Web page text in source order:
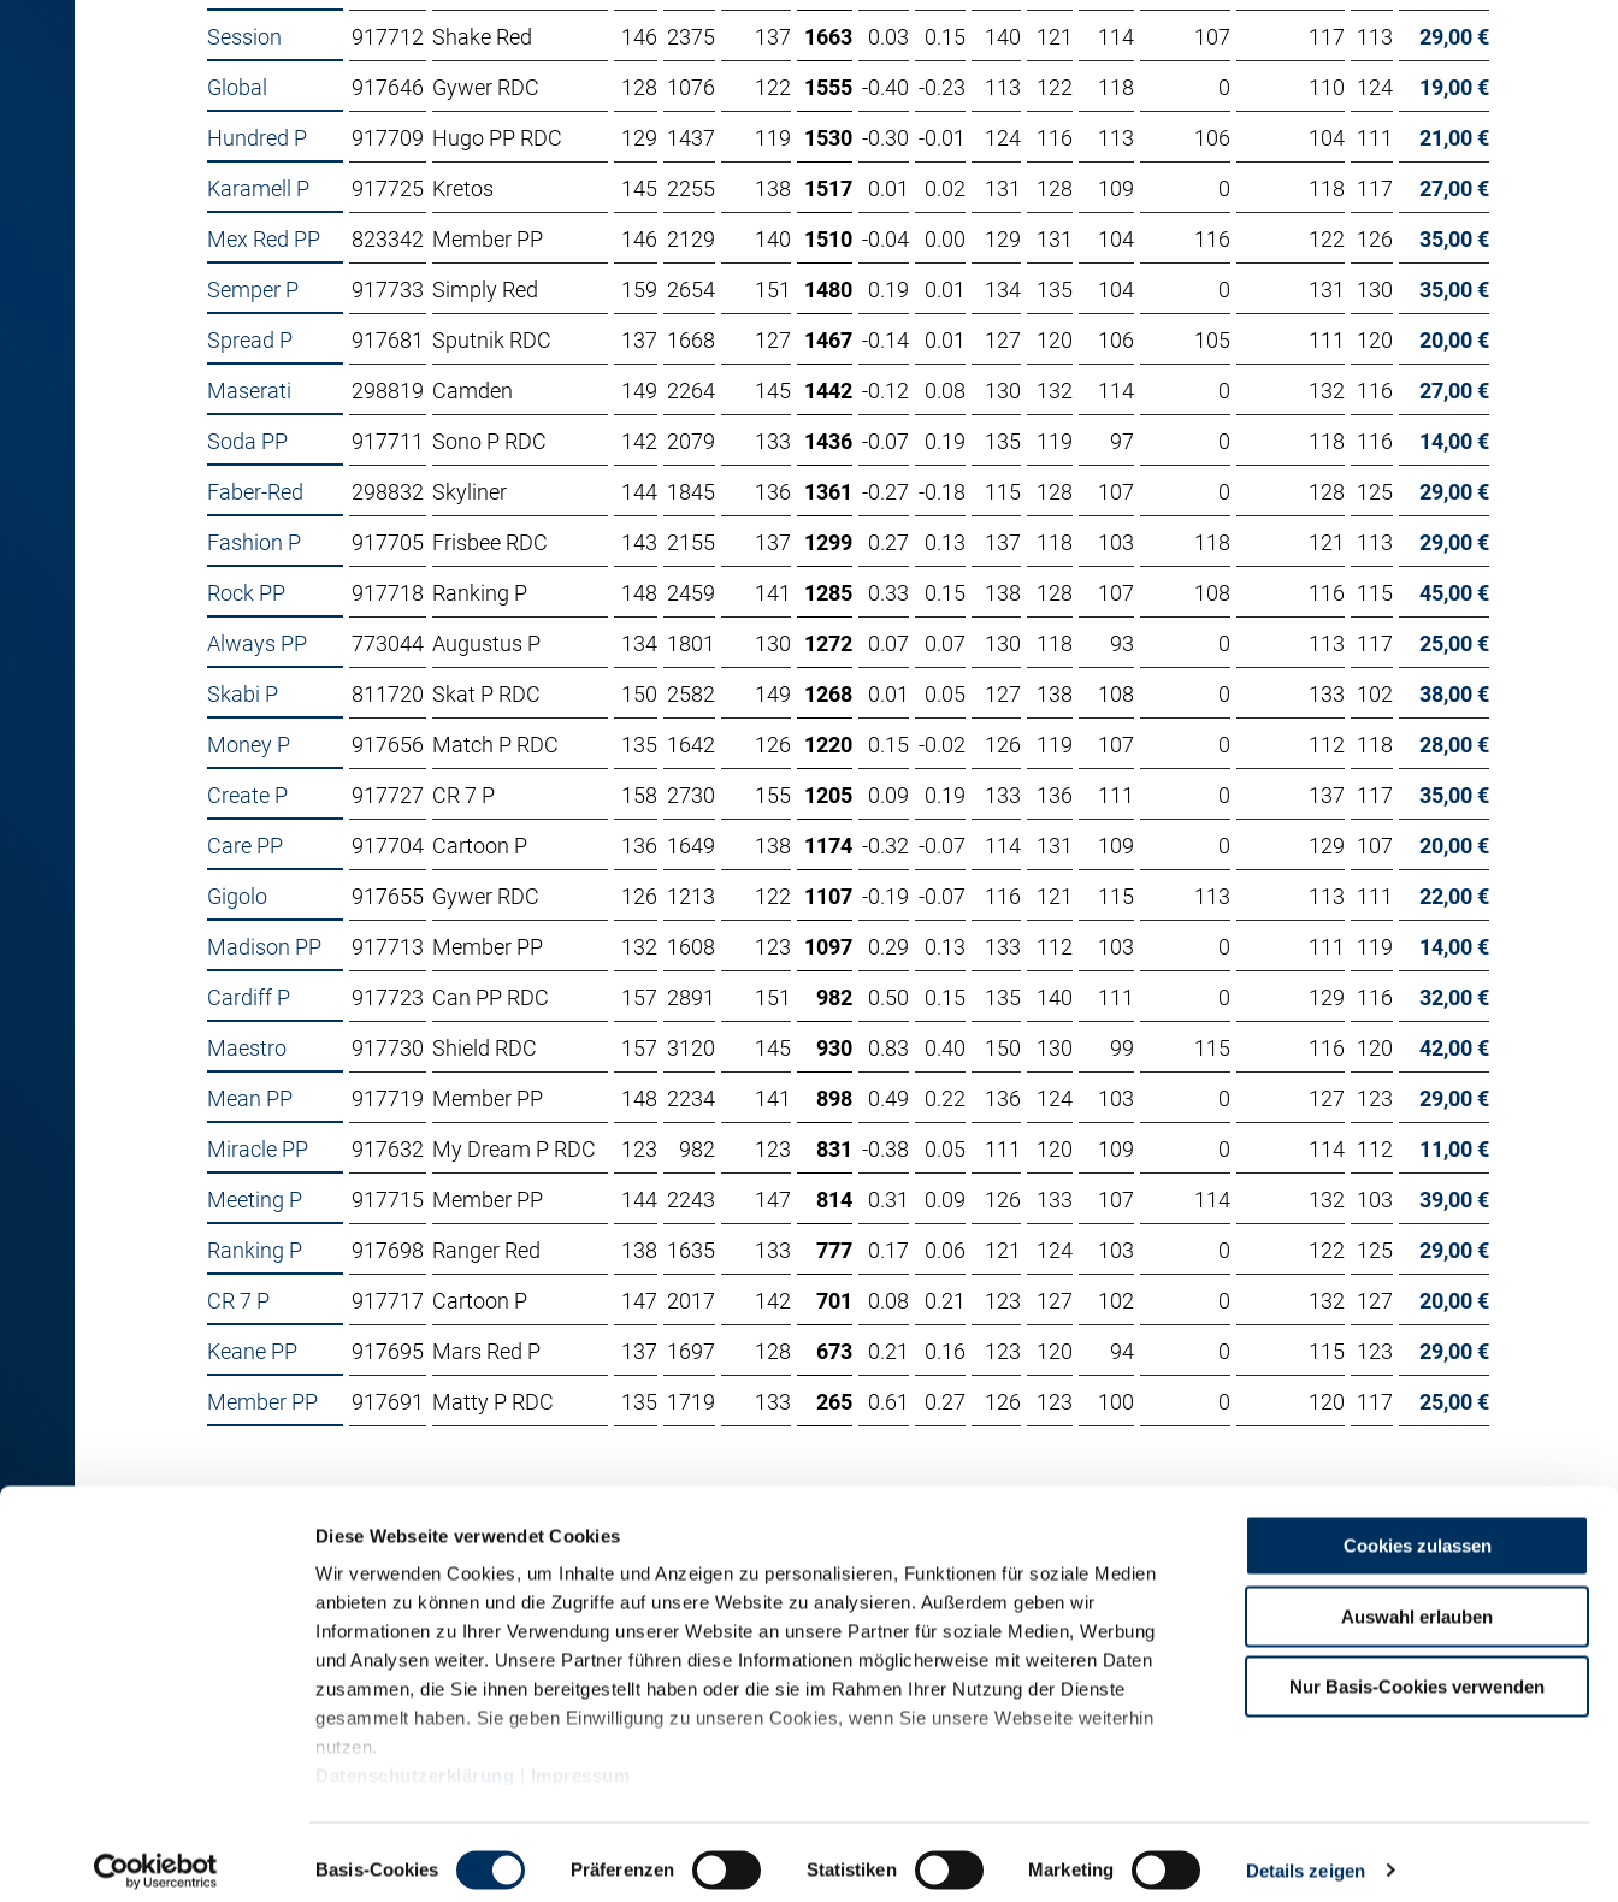
Diese Webseite verwendet Cookies
Wir verwenden Cookies, um Inhalte und Anzeigen zu personalisieren, Funktionen für soziale Medien
anbieten zu können und die Zugriffe auf unsere Website zu analysieren. Außerdem geben wir
Informationen zu Ihrer Verwendung unserer Website an unsere Partner für soziale Medien, Werbung
und Analysen weiter. Unsere Partner führen diese Informationen möglicherweise mit weiteren Daten
zusammen, die Sie ihnen bereitgestellt haben oder die sie im Rahmen Ihrer Nutzung der Dienste
gesammelt haben. Sie geben Einwilligung zu unseren Cookies, wenn Sie unsere Webseite weiterhin
nutzen.
Datenschutzerklärung
Impressum
Einwilligungsauswahl
Basis-Cookies Präferenzen Statistiken Marketing Details zeigen
Cookies zulassen
Auswahl erlauben
Nur Basis-Cookies verwenden
Session
917712 Shake Red 146 2375 137 1663 0.03 0.15 140 121 114 107 117 113
29,00 €
Global
917646 Gywer RDC 128 1076 122 1555 -0.40 -0.23 113 122 118 0 110 124
19,00 €
Hundred P
917709 Hugo PP RDC 129 1437 119 1530 -0.30 -0.01 124 116 113 106 104 111
21,00 €
Karamell P
917725 Kretos 145 2255 138 1517 0.01 0.02 131 128 109 0 118 117
27,00 €
Mex Red PP
823342 Member PP 146 2129 140 1510 -0.04 0.00 129 131 104 116 122 126
35,00 €
Semper P
917733 Simply Red 159 2654 151 1480 0.19 0.01 134 135 104 0 131 130
35,00 €
Spread P
917681 Sputnik RDC 137 1668 127 1467 -0.14 0.01 127 120 106 105 111 120
20,00 €
Maserati
298819 Camden 149 2264 145 1442 -0.12 0.08 130 132 114 0 132 116
27,00 €
Soda PP
917711 Sono P RDC 142 2079 133 1436 -0.07 0.19 135 119 97 0 118 116
14,00 €
Faber-Red
298832 Skyliner 144 1845 136 1361 -0.27 -0.18 115 128 107 0 128 125
29,00 €
Fashion P
917705 Frisbee RDC 143 2155 137 1299 0.27 0.13 137 118 103 118 121 113
29,00 €
Rock PP
917718 Ranking P 148 2459 141 1285 0.33 0.15 138 128 107 108 116 115
45,00 €
Always PP
773044 Augustus P 134 1801 130 1272 0.07 0.07 130 118 93 0 113 117
25,00 €
Skabi P
811720 Skat P RDC 150 2582 149 1268 0.01 0.05 127 138 108 0 133 102
38,00 €
Money P
917656 Match P RDC 135 1642 126 1220 0.15 -0.02 126 119 107 0 112 118
28,00 €
Create P
917727 CR 7 P 158 2730 155 1205 0.09 0.19 133 136 111 0 137 117
35,00 €
Care PP
917704 Cartoon P 136 1649 138 1174 -0.32 -0.07 114 131 109 0 129 107
20,00 €
Gigolo
917655 Gywer RDC 126 1213 122 1107 -0.19 -0.07 116 121 115 113 113 111
22,00 €
Madison PP
917713 Member PP 132 1608 123 1097 0.29 0.13 133 112 103 0 111 119
14,00 €
Cardiff P
917723 Can PP RDC 157 2891 151 982 0.50 0.15 135 140 111 0 129 116
32,00 €
Maestro
917730 Shield RDC 157 3120 145 930 0.83 0.40 150 130 99 115 116 120
42,00 €
Mean PP
917719 Member PP 148 2234 141 898 0.49 0.22 136 124 103 0 127 123
29,00 €
Miracle PP
917632 My Dream P RDC 123 982 123 831 -0.38 0.05 111 120 109 0 114 112
11,00 €
Meeting P
917715 Member PP 144 2243 147 814 0.31 0.09 126 133 107 114 132 103
39,00 €
Ranking P
917698 Ranger Red 138 1635 133 777 0.17 0.06 121 124 103 0 122 125
29,00 €
CR 7 P
917717 Cartoon P 147 2017 142 701 0.08 0.21 123 127 102 0 132 127
20,00 €
Keane PP
917695 Mars Red P 137 1697 128 673 0.21 0.16 123 120 94 0 115 123
29,00 €
Member PP
917691 Matty P RDC 135 1719 133 265 0.61 0.27 126 123 100 0 120 117 25,00 €
RINDER-UNION WEST eG
RUW-Zentrale Münster
RUW-Regionalzentrum
Nordrhein
Kleinewefersstraße 160
RUW-Regionalzentrum
Rheinland-Pfalz/Saarland
Impressum Datenschutz Kontakt